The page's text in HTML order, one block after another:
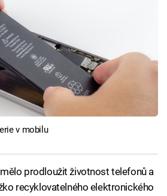
v mobilu
prodloužit životnost telefonů a
recyklovatelného elektronického